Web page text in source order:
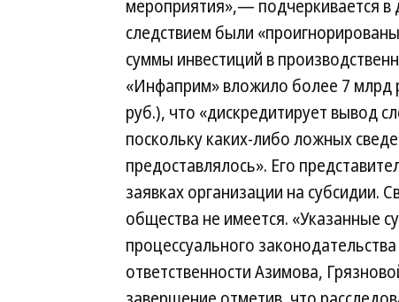
мероприятия»,— подчеркивается в
следствием были
суммы инвестиций в
«Инфаприм» вложило более 7 млрд
руб.), что «дискредитирует вывод
поскольку каких-либо ложных
предоставлялось». Его
заявках организации на субсидии.
общества не имеется. «Указанные
процессуального
ответственности Азимова,